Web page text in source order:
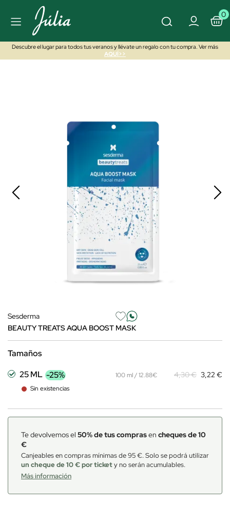
0
Descubre el lugar para todos tus veranos y llévate un regalo con tu compra. Ver más
AQUÍ>>
Sesderma
BEAUTY TREATS AQUA BOOST MASK
Tamaños
25 ML -25%
Sin existencias
100 ml / 12.88€ 4,30 € 3,22 €
Te devolvemos el 50% de tus comprasen cheques de 10
€
Canjeables en compras mínimas de 95 €. Solo se podrá utilizar
un cheque de 10 € por tickety no serán acumulables.
Más información